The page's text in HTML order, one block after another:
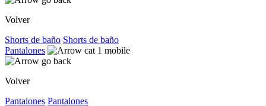
Volver
Shorts de baño Shorts de baño
Pantalones
Volver
Pantalones Pantalones